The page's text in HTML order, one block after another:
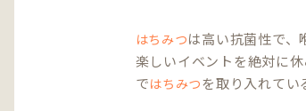
はちみつは高い抗菌性で、
楽しいイベントを絶対に
ではちみつを取り入れてい